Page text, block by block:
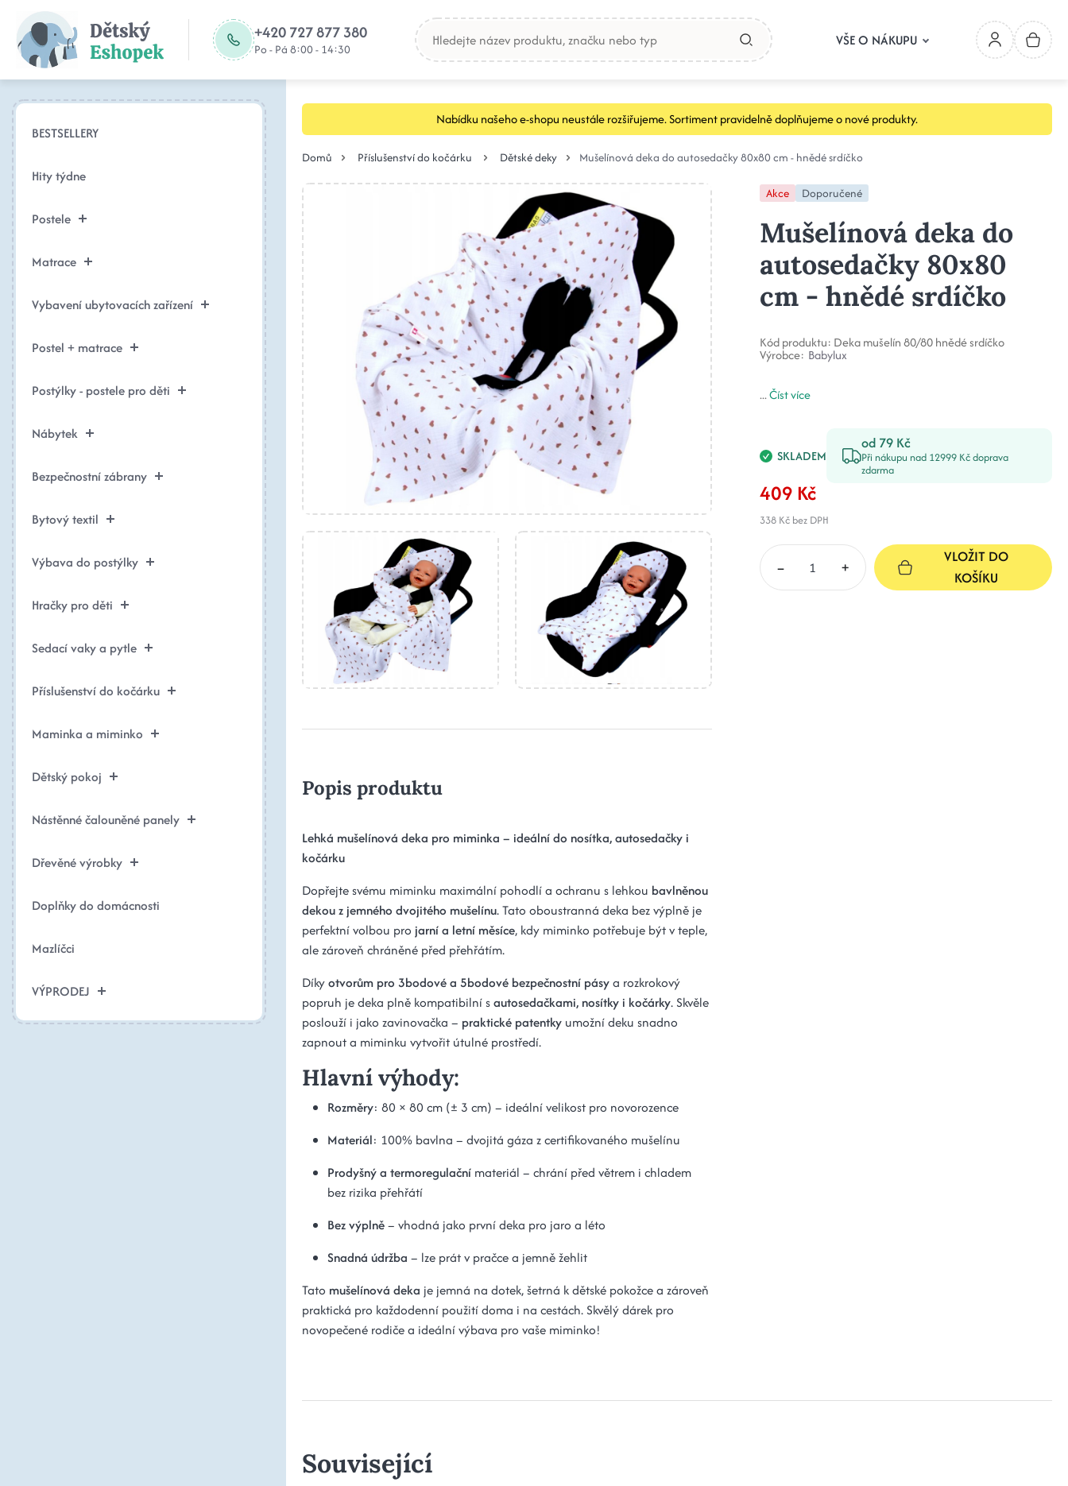
+420 727 877 380
Po - Pá 8:00 - 14:30
VŠE O NÁKUPU
BESTSELLERY
Hity týdne
Postele
Matrace
Vybavení ubytovacích zařízení
Postel + matrace
Postýlky - postele pro děti
Nábytek
Bezpečnostní zábrany
Bytový textil
Výbava do postýlky
Hračky pro děti
Sedací vaky a pytle
Příslušenství do kočárku
Maminka a miminko
Dětský pokoj
Nástěnné čalouněné panely
Dřevěné výrobky
Doplňky do domácnosti
Mazlíčci
VÝPRODEJ
Nabídku našeho e-shopu neustále rozšiřujeme. Sortiment pravidelně doplňujeme o nové produkty.
Domů Příslušenství do kočárku Dětské deky Mušelínová deka do autosedačky 80x80 cm - hnědé srdíčko
Popis produktu
Lehká mušelínová deka pro miminka – ideální do nosítka, autosedačky i
kočárku
Dopřejte svému miminku maximální pohodlí a ochranu s lehkou bavlněnou
dekou z jemného dvojitého mušelínu. Tato oboustranná deka bez výplně je
perfektní volbou pro jarní a letní měsíce, kdy miminko potřebuje být v teple,
ale zároveň chráněné před přehřátím.
Díkyotvorům pro 3bodové a 5bodové bezpečnostní pásya rozkrokový
popruh je deka plně kompatibilní sautosedačkami, nosítky i kočárky. Skvěle
poslouží i jako zavinovačka – praktické patentky umožní deku snadno
zapnout a miminku vytvořit útulné prostředí.
Hlavní výhody:
Rozměry: 80 × 80 cm (± 3 cm) – ideální velikost pro novorozence
Materiál: 100% bavlna – dvojitá gáza z certifikovaného mušelínu
Prodyšný a termoregulační materiál – chrání před větrem i chladem
bez rizika přehřátí
Bez výplně– vhodná jako první deka pro jaro a léto
Snadná údržba – lze prát v pračce a jemně žehlit
Tato mušelínová deka je jemná na dotek, šetrná k dětské pokožce a zároveň
praktická pro každodenní použití doma i na cestách. Skvělý dárek pro
novopečené rodiče a ideální výbava pro vaše miminko!
Akce Doporučené
Mušelínová deka do
autosedačky 80x80
cm - hnědé srdíčko
Kód produktu: Deka mušelín 80/80 hnědé srdíčko
Výrobce: Babylux
...Číst více
SKLADEM
od 79 Kč
Při nákupu nad 12999 Kč doprava
zdarma
409 Kč
338 Kčbez DPH
– +
VLOŽIT DO
KOŠÍKU
Související